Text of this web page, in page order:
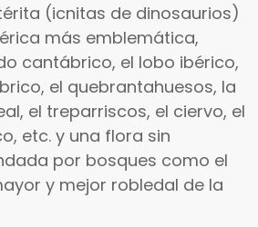
(icnitas de dinosaurios)
más emblemática,
cantábrico, el lobo ibérico,
el quebrantahuesos, la
el treparriscos, el ciervo, el
etc. y una flora sin
por bosques como el
y mejor robledal de la